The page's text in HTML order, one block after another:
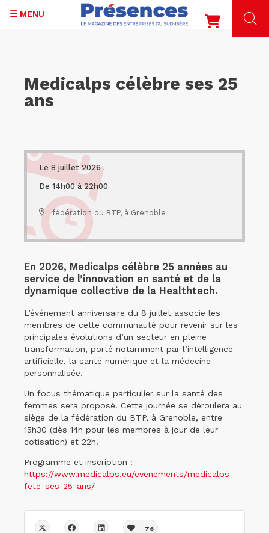
principal
MENU
Medicalps célèbre ses 25
ans
Le 8 juillet 2026
De 14h00 à 22h00
fédération du BTP, à Grenoble
En 2026, Medicalps célèbre 25 années au
service de l’innovation en santé et de la
dynamique collective de la Healthtech.
L’événement anniversaire du 8 juillet associe les
membres de cette communauté pour revenir sur les
principales évolutions d’un secteur en pleine
transformation, porté notamment par l’intelligence
artificielle, la santé numérique et la médecine
personnalisée.
Un focus thématique particulier sur la santé des
femmes sera proposé. Cette journée se déroulera au
siège de la fédération du BTP, à Grenoble, entre
15h30 (dès 14h pour les membres à jour de leur
cotisation) et 22h.
Programme et inscription :
https://www.medicalps.eu/evenements/medicalps-
fete-ses-25-ans/
76